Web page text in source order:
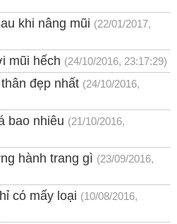
khi nâng mũi (22/01/2017,
mũi hếch (24/10/2016, 23:17:29)
đẹp nhất (24/10/2016,
bao nhiêu (21/10/2016,
hành trang gì (23/09/2016,
có mấy loại (10/08/2016,